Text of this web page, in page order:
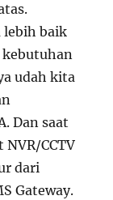
lebih baik
udah kita
Dan saat
CCTV
dari
Gateway.